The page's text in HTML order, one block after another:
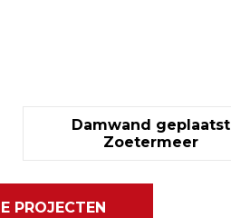
Damwand geplaatst
Zoetermeer
PROJECTEN